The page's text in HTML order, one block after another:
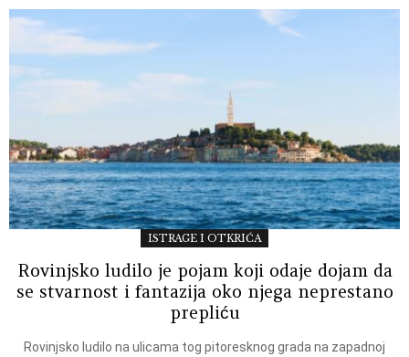
ISTRAGE I OTKRIĆA
Rovinjsko ludilo je pojam koji odaje dojam da
se stvarnost i fantazija oko njega neprestano
prepliću
Rovinjsko ludilo na ulicama tog pitoresknog grada na zapadnoj